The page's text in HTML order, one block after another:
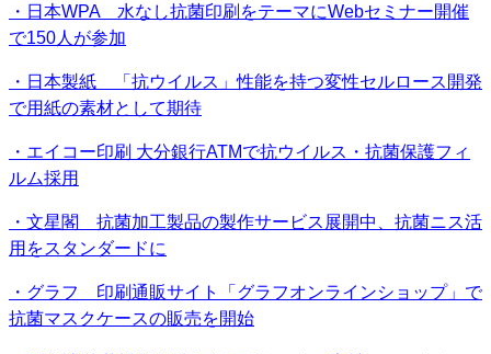
会社案内
購読・購入申し込み
サイトポリシー
お問い合わせ
・日本WPA 水なし抗菌印刷をテーマにWebセミナー開催
で150人が参加
・日本製紙 「抗ウイルス」性能を持つ変性セルロース開発
で用紙の素材として期待
・エイコー印刷 大分銀行ATMで抗ウイルス・抗菌保護フィ
ルム採用
・文星閣 抗菌加工製品の製作サービス展開中、抗菌ニス活
用をスタンダードに
・グラフ 印刷通販サイト「グラフオンラインショップ」で
抗菌マスクケースの販売を開始